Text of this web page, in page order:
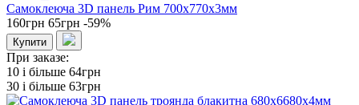
Самоклеюча 3D панель Рим 700x770x3мм
160грн 65грн -59%
Купити
При заказе:
10 i більше 64грн
30 i більше 63грн